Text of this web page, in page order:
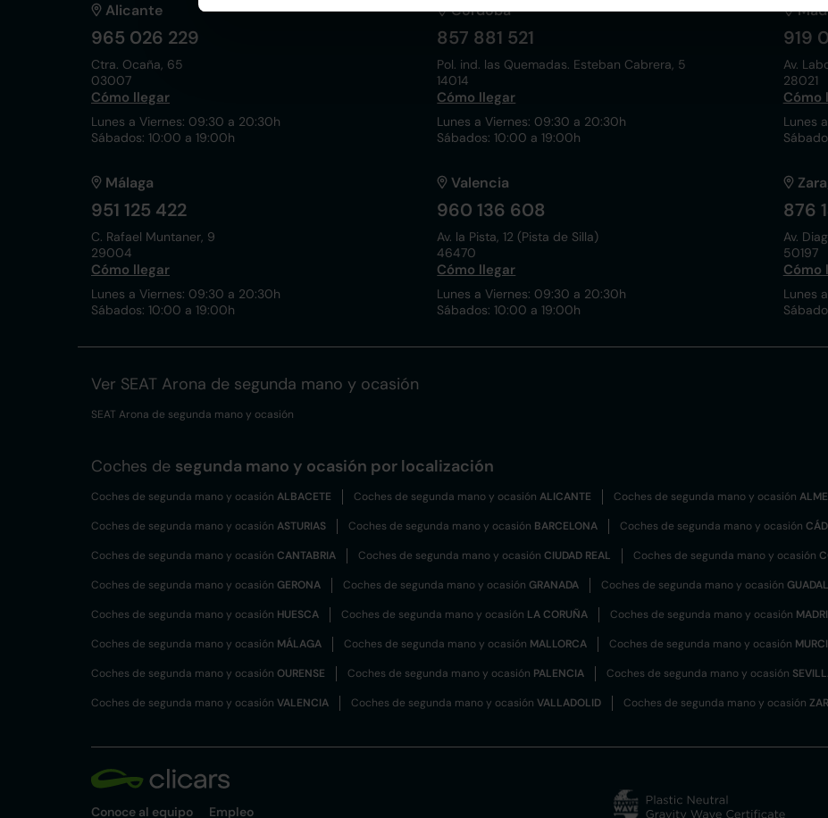
Alicante
965 026 229
Ctra. Ocaña, 65
03007
Cómo llegar
Lunes a Viernes: 09:30 a 20:30h
Sábados: 10:00 a 19:00h
Córdoba
857 881 521
Pol. ind. las Quemadas. Esteban Cabrera, 5
14014
Cómo llegar
Lunes a Viernes: 09:30 a 20:30h
Sábados: 10:00 a 19:00h
919
Av.
28021
Cómo
Lunes
Málaga
951 125 422
C. Rafael Muntaner, 9
29004
Cómo llegar
Lunes a Viernes: 09:30 a 20:30h
Sábados: 10:00 a 19:00h
Valencia
960 136 608
Av. la Pista, 12 (Pista de Silla)
46470
Cómo llegar
Lunes a Viernes: 09:30 a 20:30h
Sábados: 10:00 a 19:00h
876
Av.
50197
Cómo
Lunes
Ver SEAT Arona de segunda mano y ocasión
SEAT Arona de segunda mano y ocasión
Coches de segunda mano y ocasión por localización
Coches de segunda mano y ocasión ALBACETE Coches de segunda mano y ocasión ALICANTE Coches de segunda mano y ocasión
Coches de segunda mano y ocasión ASTURIAS Coches de segunda mano y ocasión BARCELONA Coches de segunda mano y ocasión
Coches de segunda mano y ocasión CANTABRIA Coches de segunda mano y ocasión CIUDAD REAL Coches de segunda mano y ocasión
Coches de segunda mano y ocasión GERONA Coches de segunda mano y ocasión GRANADA Coches de segunda mano y ocasión
Coches de segunda mano y ocasión HUESCA Coches de segunda mano y ocasión LA CORUÑA Coches de segunda mano y ocasión
Coches de segunda mano y ocasión MÁLAGA Coches de segunda mano y ocasión MALLORCA Coches de segunda mano y ocasión
Coches de segunda mano y ocasión OURENSE Coches de segunda mano y ocasión PALENCIA Coches de segunda mano y ocasión
Coches de segunda mano y ocasión VALENCIA Coches de segunda mano y ocasión VALLADOLID Coches de segunda mano y ocasión
Conoce al equipo Empleo